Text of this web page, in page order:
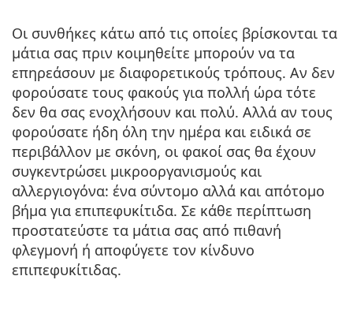
Οι συνθήκες κάτω από τις οποίες βρίσκονται τα
μάτια σας πριν κοιμηθείτε μπορούν να τα
επηρεάσουν με διαφορετικούς τρόπους. Αν δεν
φορούσατε τους φακούς για πολλή ώρα τότε
δεν θα σας ενοχλήσουν και πολύ. Αλλά αν τους
φορούσατε ήδη όλη την ημέρα και ειδικά σε
περιβάλλον με σκόνη, οι φακοί σας θα έχουν
συγκεντρώσει μικροοργανισμούς και
αλλεργιογόνα: ένα σύντομο αλλά και απότομο
βήμα για επιπεφυκίτιδα. Σε κάθε περίπτωση
προστατεύστε τα μάτια σας από πιθανή
φλεγμονή ή αποφύγετε τον κίνδυνο
επιπεφυκίτιδας.